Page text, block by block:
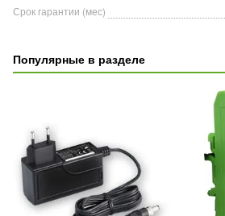
Срок гарантии (мес)
Популярные в разделе